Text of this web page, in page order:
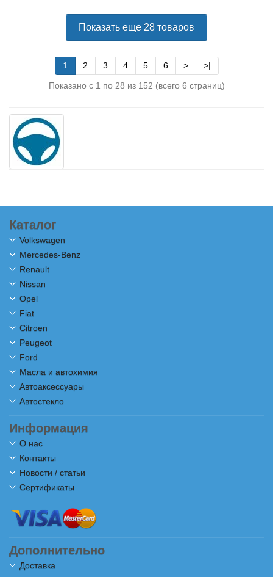
Показать еще 28 товаров
1 2 3 4 5 6 > >|
Показано с 1 по 28 из 152 (всего 6 страниц)
Каталог
Volkswagen
Mercedes-Benz
Renault
Nissan
Opel
Fiat
Citroen
Peugeot
Ford
Масла и автохимия
Автоаксессуары
Автостекло
Информация
О нас
Контакты
Новости / статьи
Сертификаты
Дополнительно
Доставка